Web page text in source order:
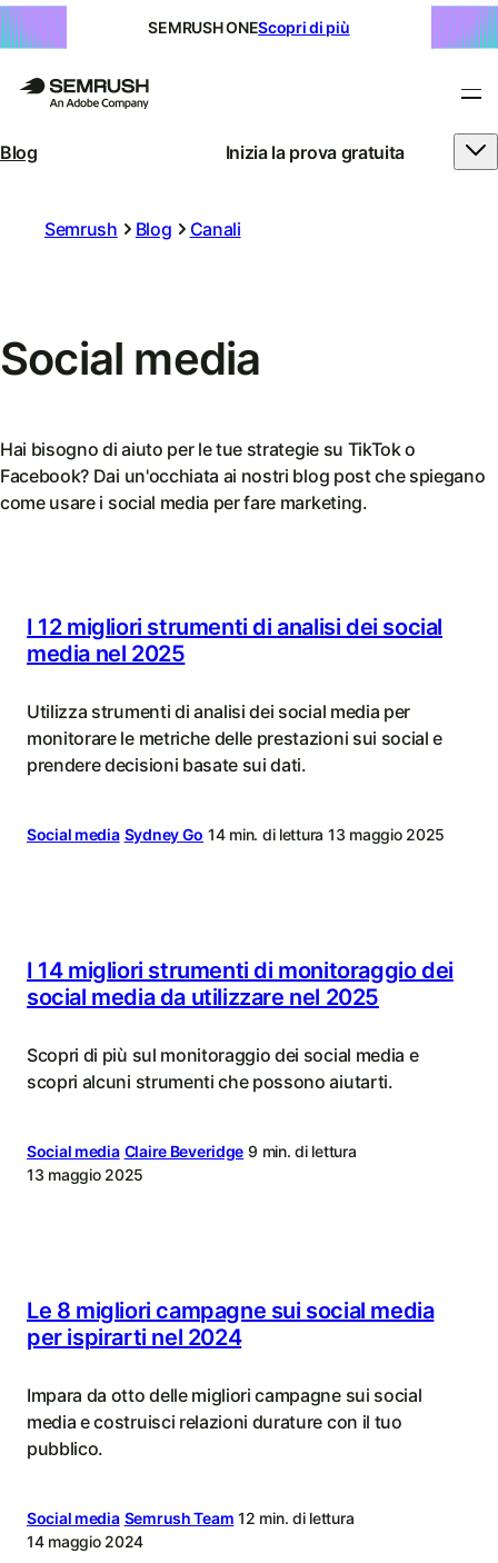
SEMRUSH ONEScopri di più
Blog Inizia la prova gratuita
Semrush Blog Canali
Social media
Hai bisogno di aiuto per le tue strategie su TikTok o
Facebook? Dai un'occhiata ai nostri blog post che spiegano
come usare i social media per fare marketing.
I 12 migliori strumenti di analisi dei social
media nel 2025
Utilizza strumenti di analisi dei social media per
monitorare le metriche delle prestazioni sui social e
prendere decisioni basate sui dati.
Social media Sydney Go 14 min. di lettura 13 maggio 2025
I 14 migliori strumenti di monitoraggio dei
social media da utilizzare nel 2025
Scopri di più sul monitoraggio dei social media e
scopri alcuni strumenti che possono aiutarti.
Social media Claire Beveridge 9 min. di lettura
13 maggio 2025
Le 8 migliori campagne sui social media
per ispirarti nel 2024
Impara da otto delle migliori campagne sui social
media e costruisci relazioni durature con il tuo
pubblico.
Social media Semrush Team 12 min. di lettura
14 maggio 2024